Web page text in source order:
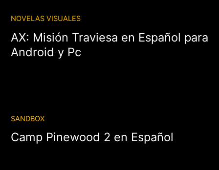
NOVELAS VISUALES
AX: Misión Traviesa en Español para
Android y Pc
SANDBOX
Camp Pinewood 2 en Español